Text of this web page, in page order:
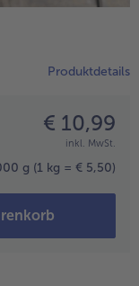
Produktdetails
€ 10,99
inkl. MwSt.
g (1 kg = € 5,50)